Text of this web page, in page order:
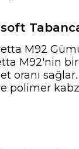
M92
M92'nin
oranı
polimer